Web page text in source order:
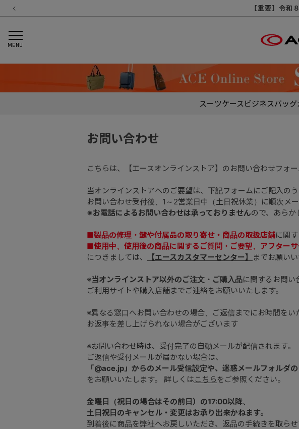
【重要】令和
【重要】納品書
【重要】天候不良や
【重要】
【重要】各
【重要】
【重要】
MENU
スーツケースビジネスバッグ
お問い合わせ
こちらは、【エースオンラインストア】のお問い合わせフォー
当オンラインストアへのご要望は、下記フォームにご記入のう
お問い合わせ受付後、1～2営業日中（土日祝休業）に順次メ
※お電話によるお問い合わせは承っておりませんので、あらか
■製品の修理・鍵や付属品の取り寄せ・商品の取扱店舗に関
■使用中、使用後の商品に関するご質問・ご要望、アフター
につきましては、
【エースカスタマーセンター】 までお願いい
※当オンラインストア以外のご注文・ご購入品に関するお問い
ご利用サイトや購入店舗までご連絡をお願いいたします。
※異なる窓口へお問い合わせの場合、ご返信までにお時間をい
お返事を差し上げられない場合がございます
※お問い合わせ時は、受付完了の自動メールが配信されます。
ご返信や受付メールが届かない場合は、
「@ace.jp」からのメール受信設定や、迷惑メールフォルダ
をお願いいたします。 詳しくは こちら をご参照ください。
金曜日（祝日の場合はその前日）の17:00以降、
土日祝日のキャンセル・変更はお承り出来かねます。
到着後に商品を弊社へお戻しいただき、返品の手続きを取ら